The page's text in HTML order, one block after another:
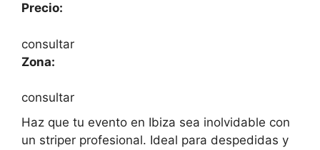
Precio:
consultar
Zona:
consultar
Haz que tu evento en Ibiza sea inolvidable con
un striper profesional. Ideal para despedidas y